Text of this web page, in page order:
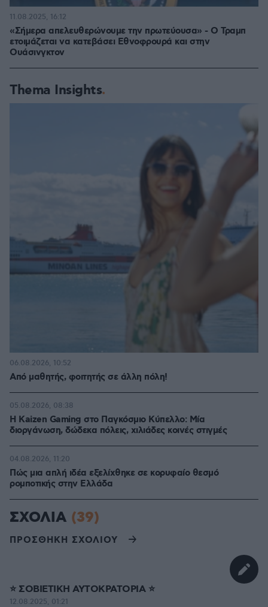
«Σήμερα απελευθερώνουμε την πρωτεύουσα» - Ο Τραμπ
ετοιμάζεται να κατεβάσει Εθνοφρουρά και στην
Ουάσινγκτον
11.08.2025, 16:12
Thema Insights
Από μαθητής, φοιτητής σε άλλη πόλη!
06.08.2026, 10:52
H Kaizen Gaming στο Παγκόσμιο Kύπελλο: Μία
διοργάνωση, δώδεκα πόλεις, χιλιάδες κοινές στιγμές
05.08.2026, 08:38
Πώς μια απλή ιδέα εξελίχθηκε σε κορυφαίο θεσμό
ρομποτικής στην Ελλάδα
04.08.2026, 11:20
ΣΧΟΛΙΑ (39)
ΠΡΟΣΘΗΚΗ ΣΧΟΛΙΟΥ
⭐️ ΣΟΒΙΕΤΙΚΗ ΑΥΤΟΚΡΑΤΟΡΙΑ ⭐️
12.08.2025, 01:21